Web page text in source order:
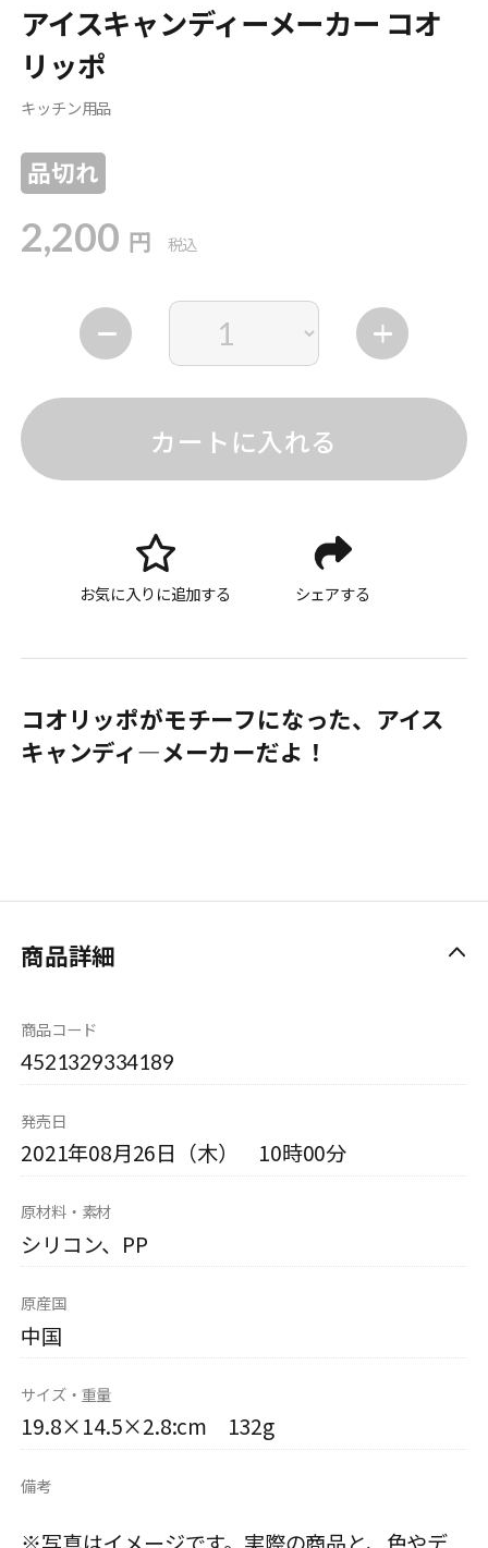
アイスキャンディーメーカー コオ
リッポ
キッチン用品
品切れ
2,200 円 税込
カートに入れる
お気に入りに追加する シェアする
コオリッポがモチーフになった、アイス
キャンディ―メーカーだよ！
商品詳細
商品コード
4521329334189
発売日
2021年08月26日（木） 10時00分
原材料・素材
シリコン、PP
原産国
中国
サイズ・重量
19.8×14.5×2.8:cm 132g
備考